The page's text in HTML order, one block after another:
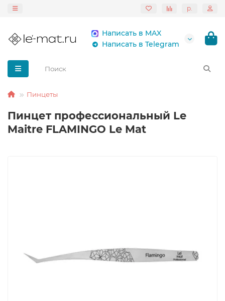
р.
Написать в MAX
Написать в Telegram
Пинцеты
Пинцет профессиональный Le
Maitre FLAMINGO Le Mat